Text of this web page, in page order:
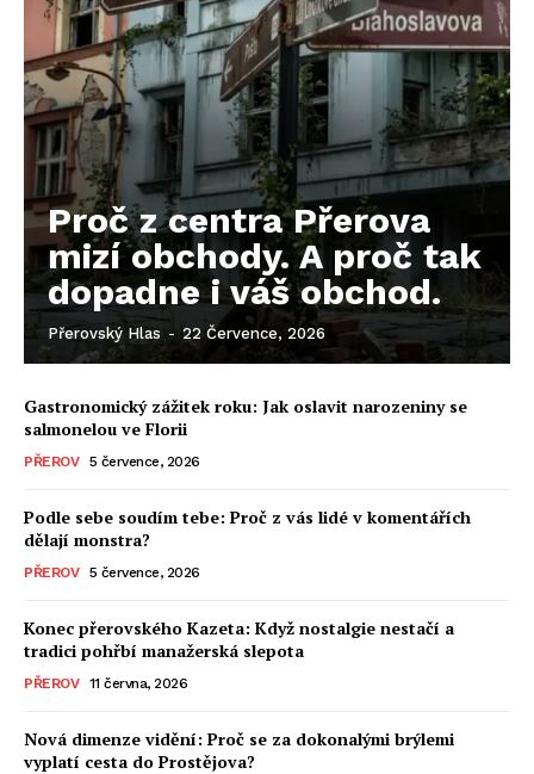
Proč z centra Přerova
mizí obchody. A proč tak
dopadne i váš obchod.
Přerovský Hlas - 22 Července, 2026
Gastronomický zážitek roku: Jak oslavit narozeniny se
salmonelou ve Florii
PŘEROV 5 července, 2026
Podle sebe soudím tebe: Proč z vás lidé v komentářích
dělají monstra?
PŘEROV 5 července, 2026
Konec přerovského Kazeta: Když nostalgie nestačí a
tradici pohřbí manažerská slepota
PŘEROV 11 června, 2026
Nová dimenze vidění: Proč se za dokonalými brýlemi
vyplatí cesta do Prostějova?